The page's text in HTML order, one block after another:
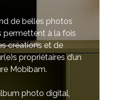
de belles photos
permettent à la fois
créations et de
propriétaires d’un
Mobibam.
photo digital,